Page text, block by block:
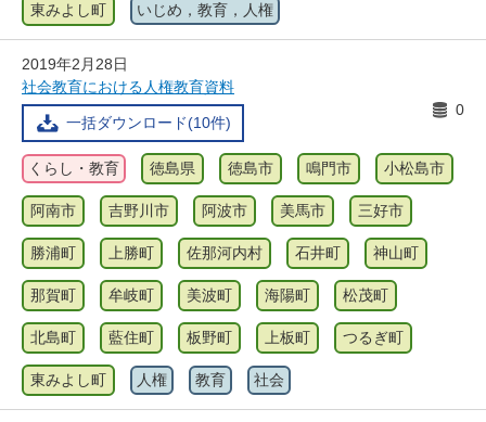
東みよし町 いじめ，教育，人権
2019年2月28日
社会教育における人権教育資料
一括ダウンロード(10件)
0
くらし・教育 徳島県 徳島市 鳴門市 小松島市
阿南市 吉野川市 阿波市 美馬市 三好市
勝浦町 上勝町 佐那河内村 石井町 神山町
那賀町 牟岐町 美波町 海陽町 松茂町
北島町 藍住町 板野町 上板町 つるぎ町
東みよし町 人権 教育 社会